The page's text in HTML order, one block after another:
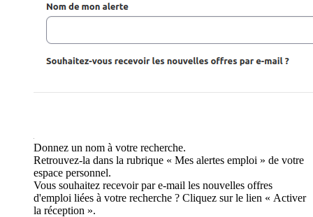
Donnez un nom à votre recherche.
Retrouvez-la dans la rubrique « Mes alertes emploi » de votre
espace personnel.
Vous souhaitez recevoir par e-mail les nouvelles offres
d'emploi liées à votre recherche ? Cliquez sur le lien « Activer
la réception ».